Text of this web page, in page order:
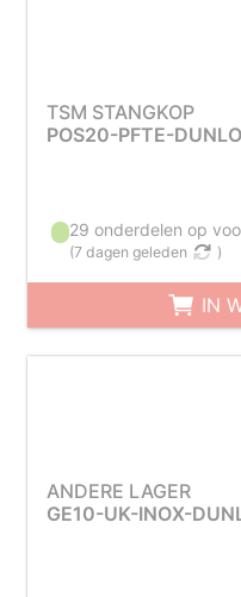
TSM STANGKOP
POS20-PFTE-
29 onderdelen op
(7 dagen geleden )
IN
ANDERE LAGER
GE10-UK-INOX-